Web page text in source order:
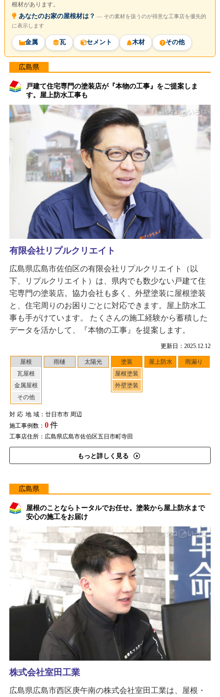
根材があります。
あなたのお家の屋根材は？ ― その素材を扱うのが得意な工事店を優先的
に表示します
金属 瓦 セメント 木材 その他
広島県
戸建て住宅専門の塗装店が『本物の工事』をご提案しま
す。屋上防水工事も
更新日：2025.12.12
屋根
瓦屋根
金属屋根
その他
雨樋 太陽光
塗装
屋根塗装
外壁塗装
屋上防水 雨漏り
対応地域：廿日市市 周辺
施工事例数： 0件
工事店住所：広島県広島市佐伯区五日市町寺田
もっと詳しく見る
有限会社リプルクリエイト
広島県広島市佐伯区の有限会社リプルクリエイト（以
下、リプルクリエイト）は、県内でも数少ない戸建て住
宅専門の塗装店。協力会社も多く、外壁塗装に屋根塗装
と、住宅周りのお困りごとに対応できます。屋上防水工
事も手がけています。 たくさんの施工経験から蓄積した
データを活かして、『本物の工事』を提案します。
広島県
屋根のことならトータルでお任せ。塗装から屋上防水まで
安心の施工をお届け
株式会社室田工業
広島県広島市西区庚午南の株式会社室田工業は、屋根・